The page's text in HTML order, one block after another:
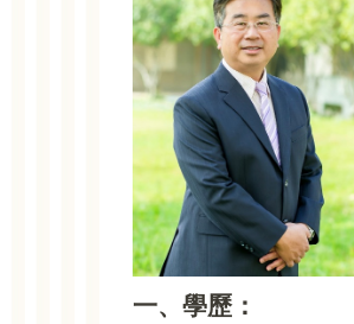
一、學歷：